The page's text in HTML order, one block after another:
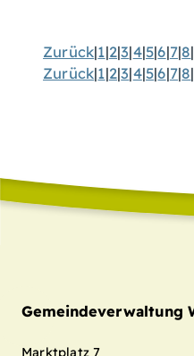
Zurück|1|2|3|4|5|6|7|8|
Zurück|1|2|3|4|5|6|7|8|
Gemeindeverwaltung
Marktplatz 7